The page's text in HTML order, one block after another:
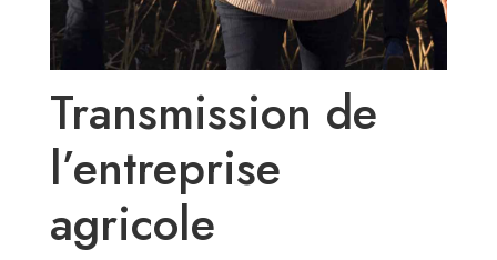
Transmission de
l’entreprise
agricole